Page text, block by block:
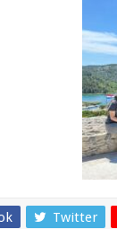
Twitter